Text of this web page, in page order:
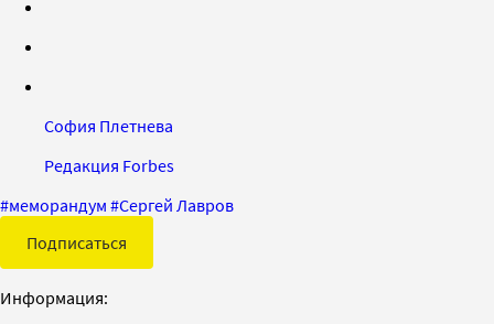
София Плетнева
Редакция Forbes
#меморандум #Сергей Лавров
Подписаться
Информация: